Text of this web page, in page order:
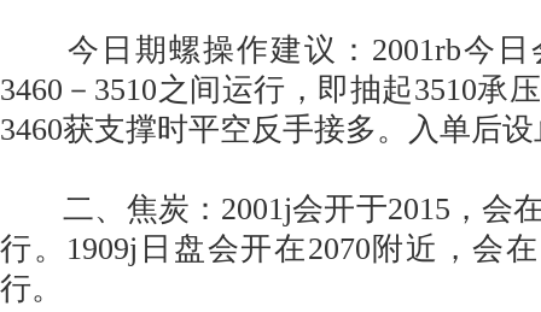
今日期螺操作建议：2001rb今日
3460－3510之间运行，即抽起3510承
3460获支撑时平空反手接多。入单后
二、焦炭：2001j会开于2015，会在
行。1909j日盘会开在2070附近，会
行。